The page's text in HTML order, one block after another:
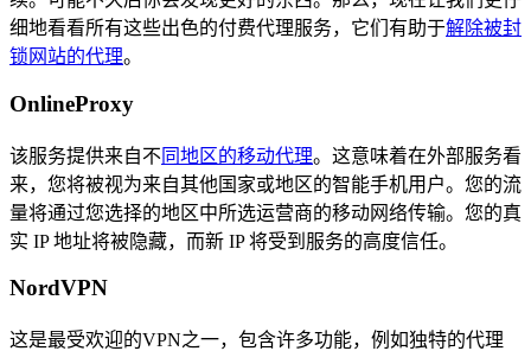
细地看看所有这些出色的付费代理服务，它们有助于解除被封
锁网站的代理。
OnlineProxy
​该服务提供来自不同地区的移动代理。这意味着在外部服务看
来，您将被视为来自其他国家或地区的智能手机用户。您的流
量将通过您选择的地区中所选运营商的移动网络传输。您的真
实 IP 地址将被隐藏，而新 IP 将受到服务的高度信任。
NordVPN
这是最受欢迎的VPN之一，包含许多功能，例如独特的代理